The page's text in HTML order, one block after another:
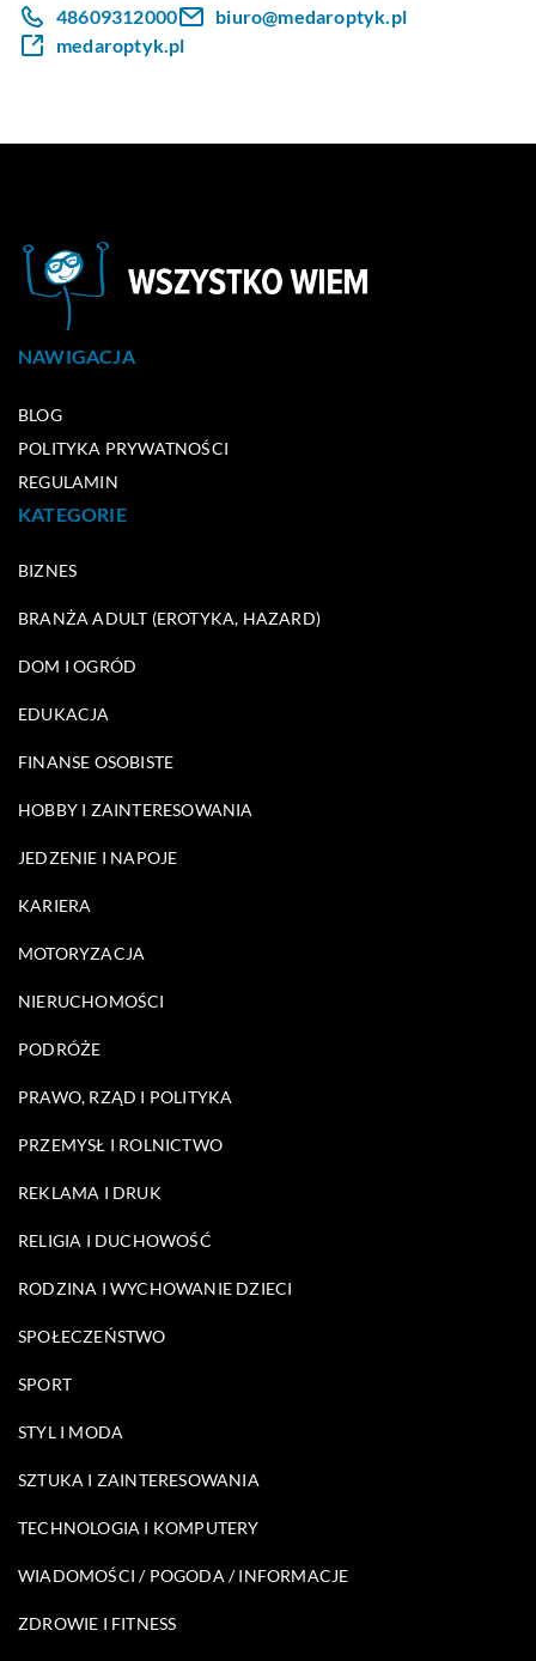
48609312000
biuro@medaroptyk.pl
medaroptyk.pl
NAWIGACJA
BLOG
POLITYKA PRYWATNOŚCI
REGULAMIN
KATEGORIE
BIZNES
BRANŻA ADULT (EROTYKA, HAZARD)
DOM I OGRÓD
EDUKACJA
FINANSE OSOBISTE
HOBBY I ZAINTERESOWANIA
JEDZENIE I NAPOJE
KARIERA
MOTORYZACJA
NIERUCHOMOŚCI
PODRÓŻE
PRAWO, RZĄD I POLITYKA
PRZEMYSŁ I ROLNICTWO
REKLAMA I DRUK
RELIGIA I DUCHOWOŚĆ
RODZINA I WYCHOWANIE DZIECI
SPOŁECZEŃSTWO
SPORT
STYL I MODA
SZTUKA I ZAINTERESOWANIA
TECHNOLOGIA I KOMPUTERY
WIADOMOŚCI / POGODA / INFORMACJE
ZDROWIE I FITNESS